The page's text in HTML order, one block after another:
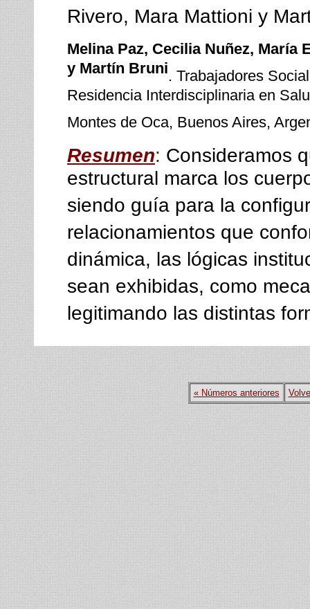
Rivero, Mara Mattioni y
Melina Paz, Cecilia Nuñez, María
y Martín Bruni. Trabajadores
Residencia Interdisciplinaria en
Montes de Oca, Buenos Aires,
Resumen: Consideramos
estructural marca los
siendo guía para la
relacionamientos que
dinámica, las lógicas
sean exhibidas, como
legitimando las distintas
« Números anteriores